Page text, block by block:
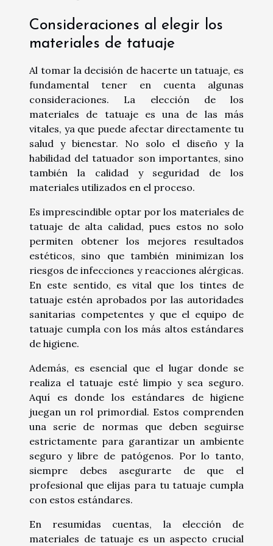
Consideraciones al elegir los
materiales de tatuaje
Al tomar la decisión de hacerte un tatuaje, es
fundamental tener en cuenta algunas
consideraciones. La elección de los
materiales de tatuaje es una de las más
vitales, ya que puede afectar directamente tu
salud y bienestar. No solo el diseño y la
habilidad del tatuador son importantes, sino
también la calidad y seguridad de los
materiales utilizados en el proceso.
Es imprescindible optar por los materiales de
tatuaje de alta calidad, pues estos no solo
permiten obtener los mejores resultados
estéticos, sino que también minimizan los
riesgos de infecciones y reacciones alérgicas.
En este sentido, es vital que los tintes de
tatuaje estén aprobados por las autoridades
sanitarias competentes y que el equipo de
tatuaje cumpla con los más altos estándares
de higiene.
Además, es esencial que el lugar donde se
realiza el tatuaje esté limpio y sea seguro.
Aquí es donde los estándares de higiene
juegan un rol primordial. Estos comprenden
una serie de normas que deben seguirse
estrictamente para garantizar un ambiente
seguro y libre de patógenos. Por lo tanto,
siempre debes asegurarte de que el
profesional que elijas para tu tatuaje cumpla
con estos estándares.
En resumidas cuentas, la elección de
materiales de tatuaje es un aspecto crucial